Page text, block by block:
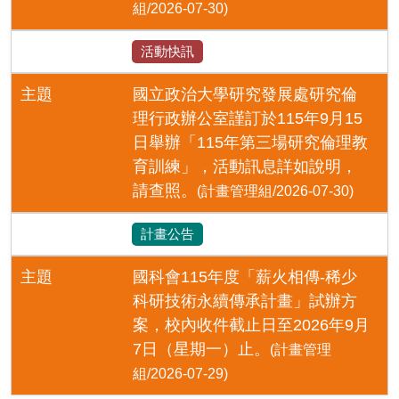
組/2026-07-30)
活動快訊
主題
國立政治大學研究發展處研究倫
理行政辦公室謹訂於115年9月15
日舉辦「115年第三場研究倫理教
育訓練」，活動訊息詳如說明，
請查照。
(計畫管理組/2026-07-30)
計畫公告
主題
國科會115年度「薪火相傳-稀少
科研技術永續傳承計畫」試辦方
案，校內收件截止日至2026年9月
7日（星期一）止。
(計畫管理
組/2026-07-29)